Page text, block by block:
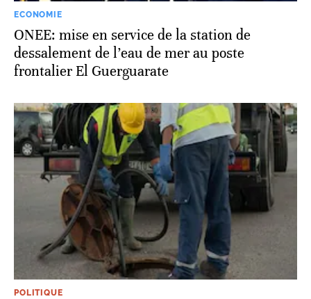
ECONOMIE
ONEE: mise en service de la station de
dessalement de l’eau de mer au poste
frontalier El Guerguarate
POLITIQUE